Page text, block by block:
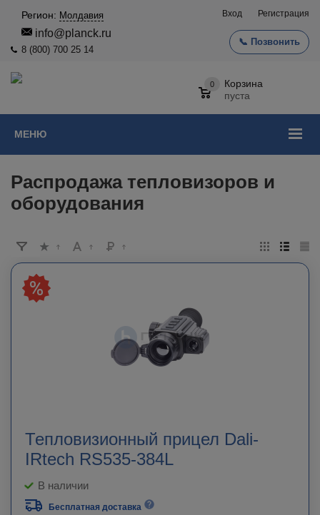
Регион: Молдавия
info@planck.ru
8 (800) 700 25 14
📞 Позвонить
Вход Регистрация
МЕНЮ
0
Корзина
пуста
Распродажа тепловизоров и
оборудования
Тепловизионный прицел Dali-
IRtech RS535-384L
В наличии
Бесплатная доставка